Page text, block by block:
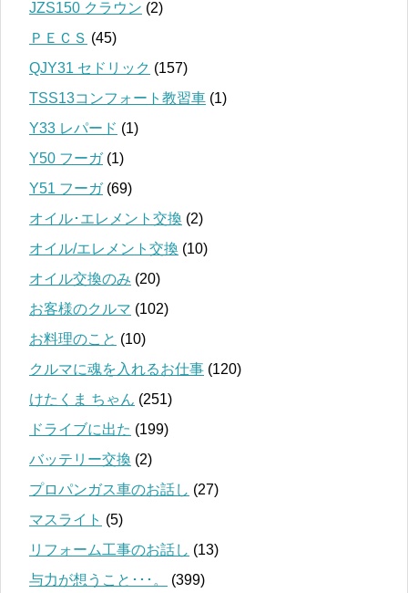
JZS150 クラウン (2)
ＰＥＣＳ (45)
QJY31 セドリック (157)
TSS13コンフォート教習車 (1)
Y33 レパード (1)
Y50 フーガ(1)
Y51 フーガ(69)
オイル･エレメント交換 (2)
オイル/エレメント交換 (10)
オイル交換のみ (20)
お客様のクルマ (102)
お料理のこと (10)
クルマに魂を入れるお仕事 (120)
けたくま ちゃん (251)
ドライブに出た (199)
バッテリー交換 (2)
プロパンガス車のお話し (27)
マスライト (5)
リフォーム工事のお話し (13)
与力が想うこと･･･。
(399)